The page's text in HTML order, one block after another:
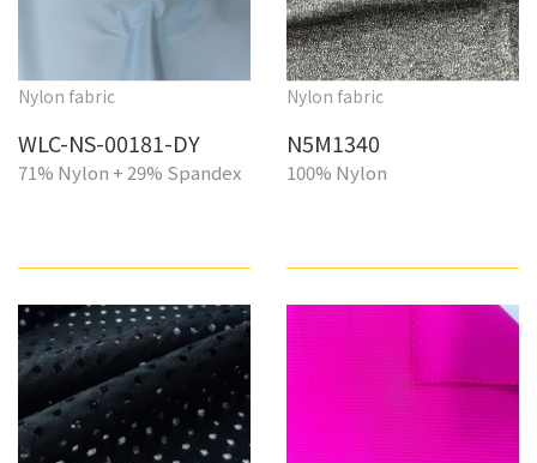
Nylon fabric
WLC-NS-00181-DY
71% Nylon + 29% Spandex
Nylon fabric
N5M1340
100% Nylon